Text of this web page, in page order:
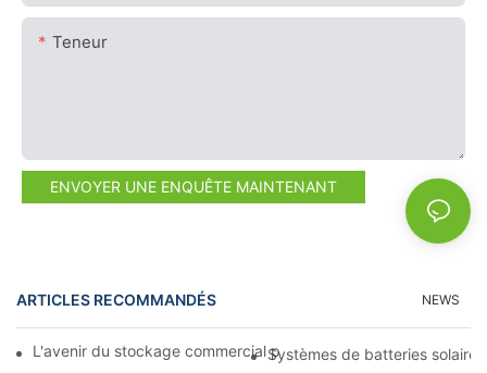
Teneur
ENVOYER UNE ENQUÊTE MAINTENANT
ARTICLES RECOMMANDÉS NEWS
L'avenir du stockage commercial par batterie : tendances et
Systèmes de batteries